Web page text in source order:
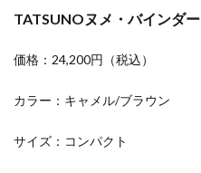
リン
ー社
帳
TATSUNOヌメ・バインダー
価格：24,200円（税込）
カラー：キャメル/ブラウン
サイズ：コンパクト